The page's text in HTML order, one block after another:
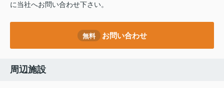
に当社へお問い合わせ下さい。
無料 お問い合わせ
周辺施設